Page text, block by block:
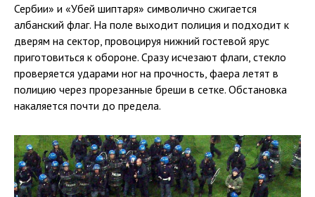
Сербии» и «Убей шиптаря» символично сжигается
албанский флаг. На поле выходит полиция и подходит к
дверям на сектор, провоцируя нижний гостевой ярус
приготовиться к обороне. Сразу исчезают флаги, стекло
проверяется ударами ног на прочность, фаера летят в
полицию через прорезанные бреши в сетке. Обстановка
накаляется почти до предела.